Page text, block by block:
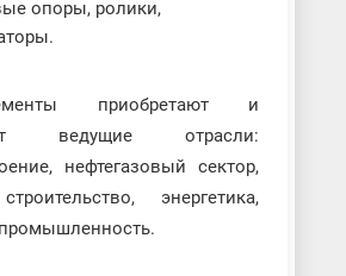
опоры, ролики,
приобретают и
ведущие отрасли:
нефтегазовый сектор,
энергетика,